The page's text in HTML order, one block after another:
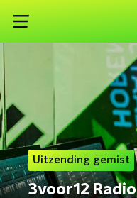
Uitzending gemist
3voor12 Radio